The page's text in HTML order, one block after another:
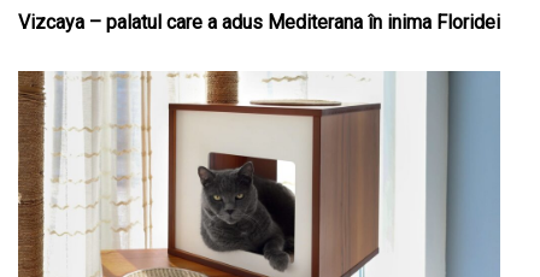
Vizcaya – palatul care a adus Mediterana în inima Floridei